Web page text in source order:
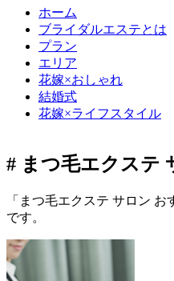
ホーム
ブライダルエステとは
プラン
エリア
花嫁×おしゃれ
結婚式
花嫁×ライフスタイル
# まつ毛エクステ
「まつ毛エクステ サロン
です。